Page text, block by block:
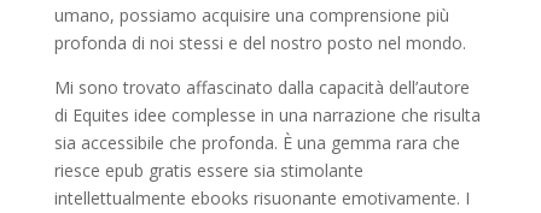
umano, possiamo acquisire una comprensione più
profonda di noi stessi e del nostro posto nel mondo.
Mi sono trovato affascinato dalla capacità dell’autore
di Equites idee complesse in una narrazione che risulta
sia accessibile che profonda. È una gemma rara che
riesce epub gratis essere sia stimolante
intellettualmente ebooks risuonante emotivamente. I